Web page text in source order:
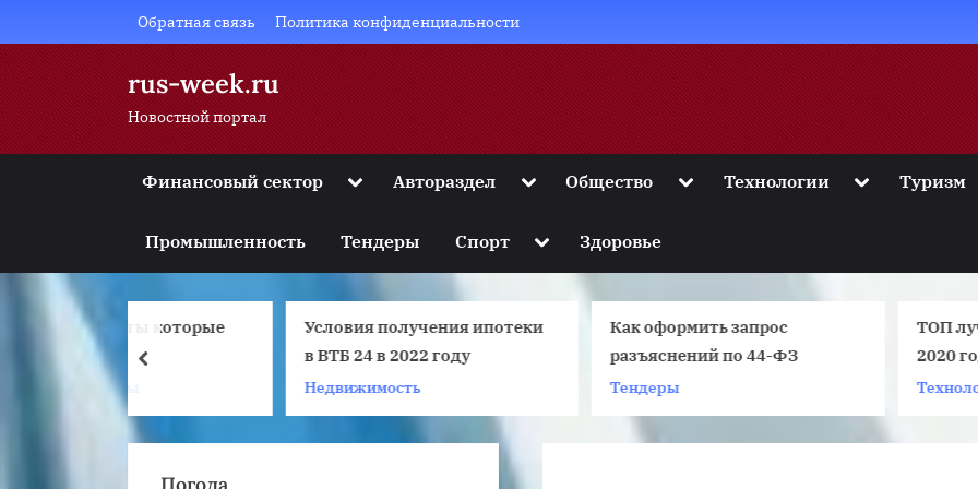
to
Обратная связь Политика конфиденциальности
rus-week.ru
Новостной портал
Финансовый сектор Toggle
menu
Toggle
menu
Toggle
sub-
menu
Toggle
sub-
Автораздел ToggleОбщество ToggleТехнологии ToggleТуризм
Промышленность Тендеры Спорт Toggle
menu
Здоровье
которые
Условия получения ипотеки
в ВТБ 24 в 2022 году
Как оформить запрос
разъяснений по 44-ФЗ
ТОП лучших
2020 года (рейтинг
качество) (17; фото)
prev